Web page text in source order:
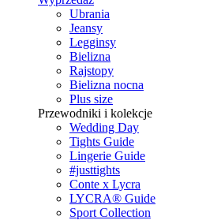
Ubrania
Jeansy
Legginsy
Bielizna
Rajstopy
Bielizna nocna
Plus size
Przewodniki i kolekcje
Wedding Day
Tights Guide
Lingerie Guide
#justtights
Conte x Lycra
LYCRA® Guide
Sport Сollection